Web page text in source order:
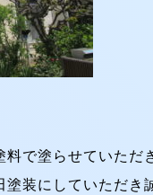
で塗らせていただ
装にしていただき